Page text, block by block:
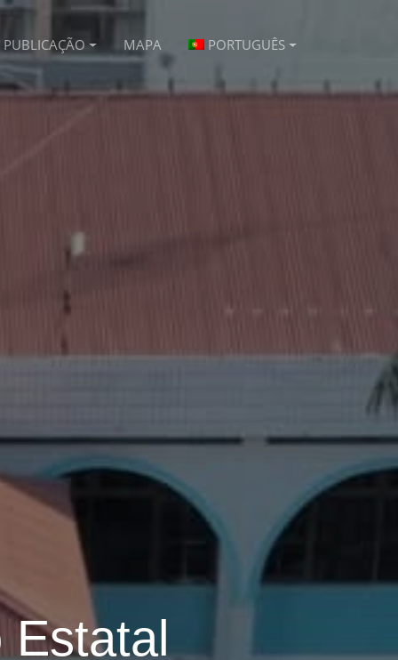
PUBLICAÇÃO MAPA PORTUGUÊS
Estatal